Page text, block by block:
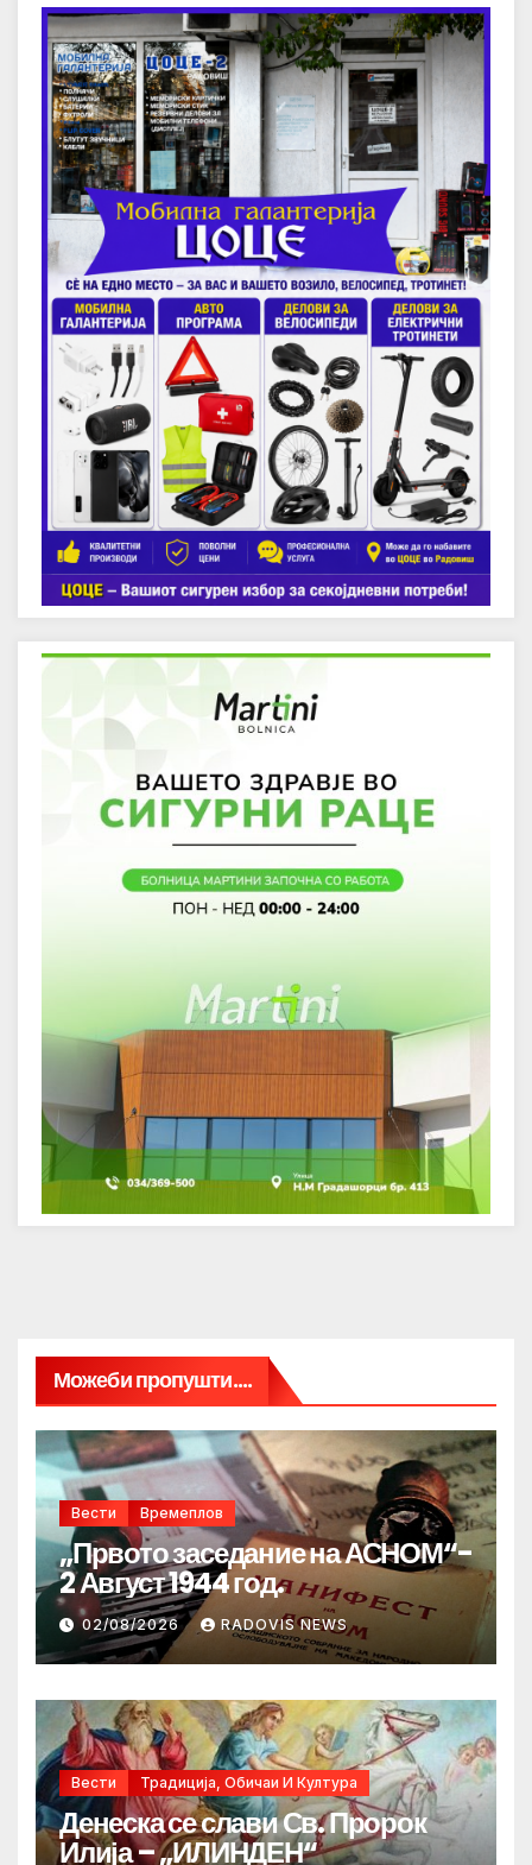
Можеби пропушти....
Вести Времеплов
„Првото заседание на АСНОМ“-
2 Август 1944 год.
02/08/2026 RADOVIS NEWS
Вести Традиција, Обичаи И Култура
Денеска се слави Св. Пророк
Илија – „ИЛИНДЕН“